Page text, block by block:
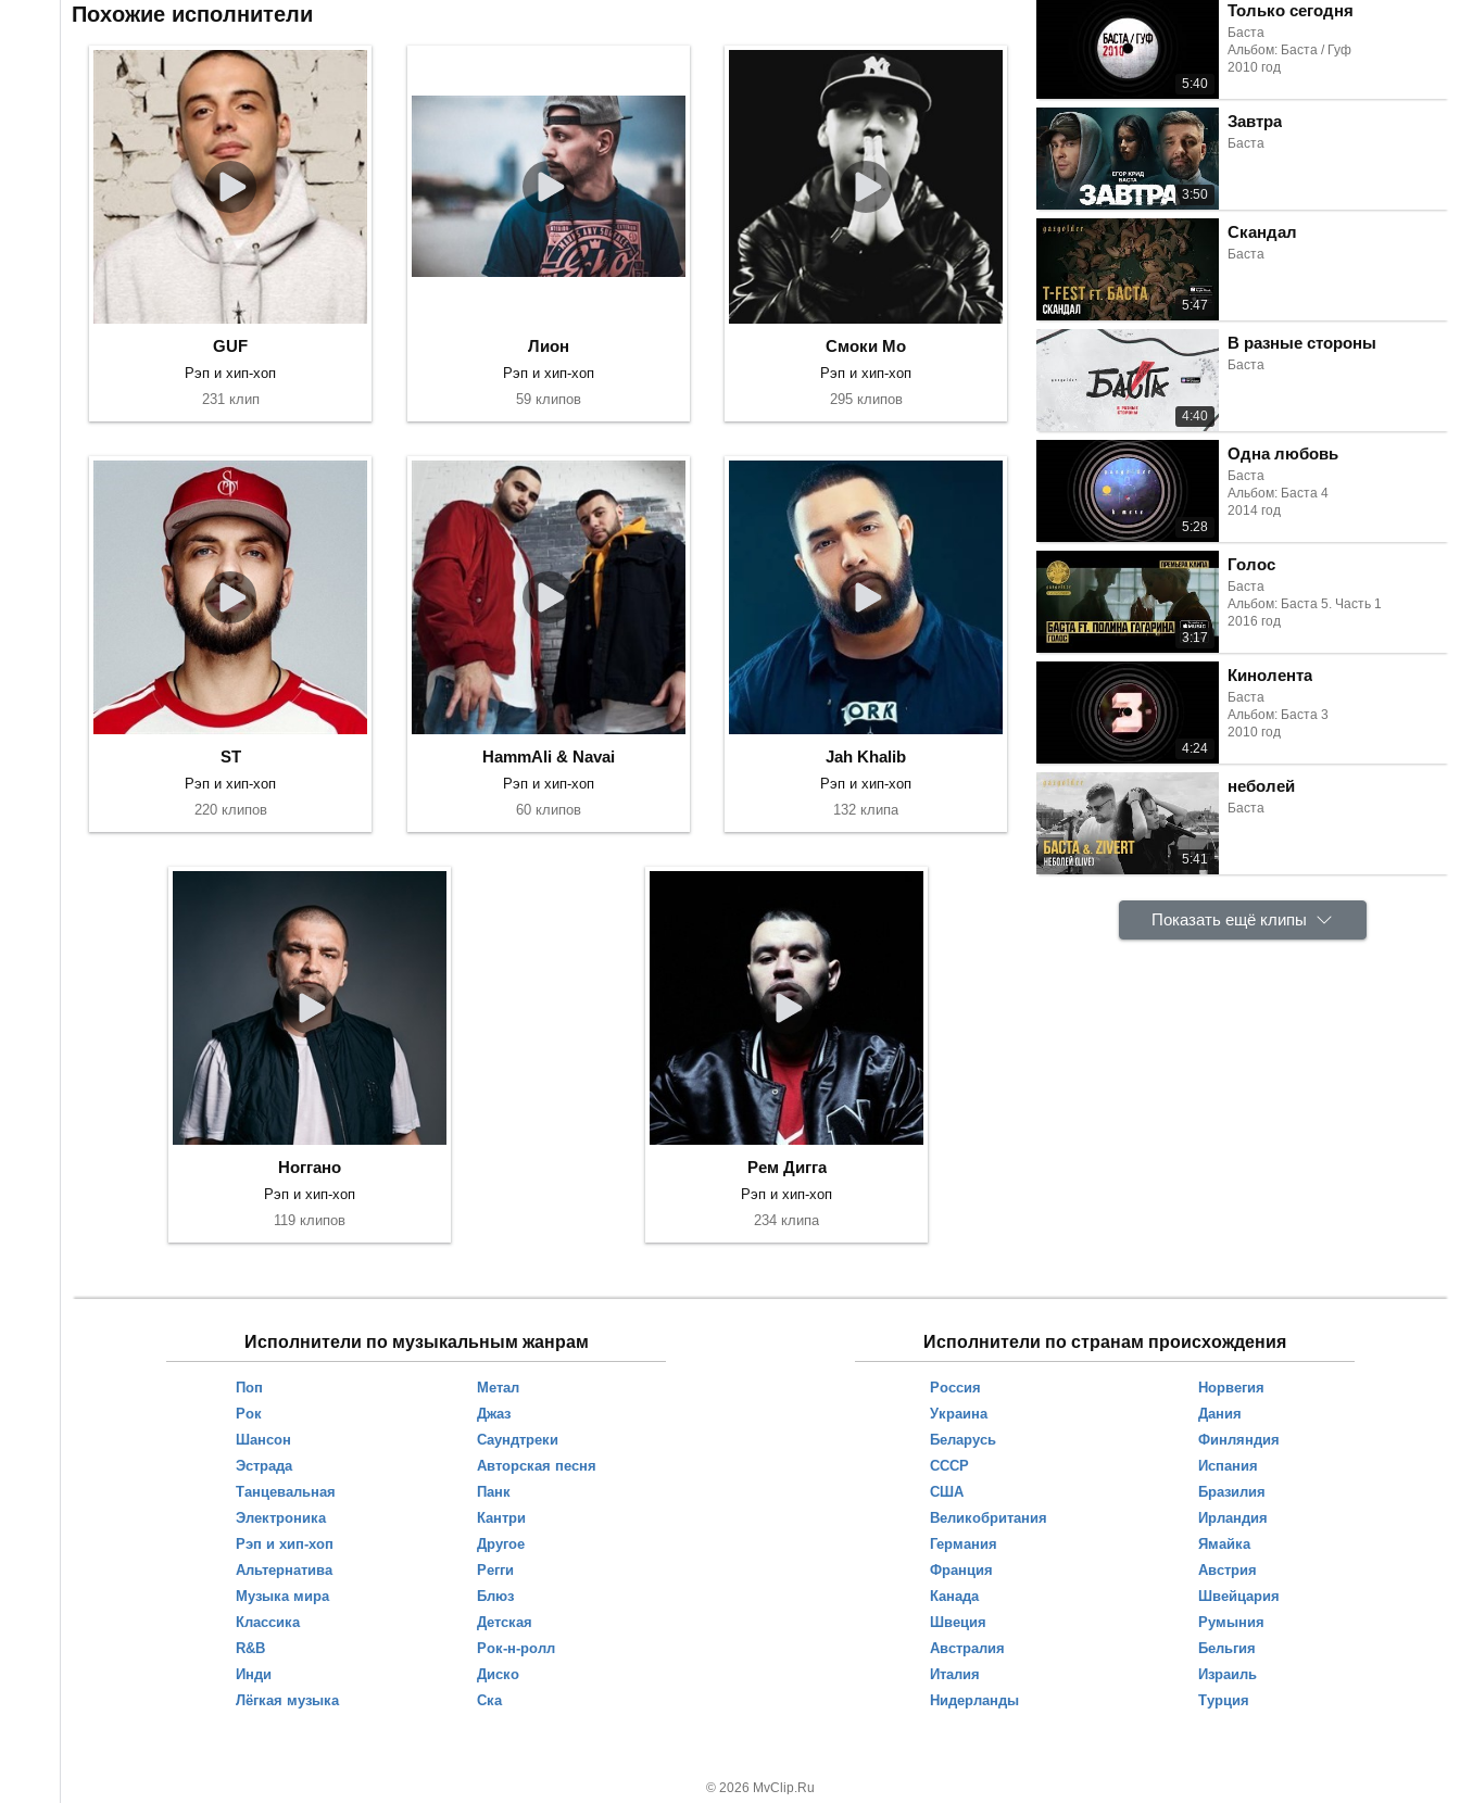
5:40
Только сегодня
Баста
Альбом: Баста / Гуф
2010 год
3:50
Завтра
Баста
5:47
Скандал
Баста
4:40
В разные стороны
Баста
5:28
Одна любовь
Баста
Альбом: Баста 4
2014 год
3:17
Голос
Баста
Альбом: Баста 5. Часть 1
2016 год
4:24
Кинолента
Баста
Альбом: Баста 3
2010 год
5:41
неболей
Баста
Показать ещё клипы
Похожие исполнители
GUF
Рэп и хип-хоп
231 клип
Лион
Рэп и хип-хоп
59 клипов
Смоки Мо
Рэп и хип-хоп
295 клипов
ST
Рэп и хип-хоп
220 клипов
HammAli & Navai
Рэп и хип-хоп
60 клипов
Jah Khalib
Рэп и хип-хоп
132 клипа
Ноггано
Рэп и хип-хоп
119 клипов
Рем Дигга
Рэп и хип-хоп
234 клипа
Исполнители по музыкальным жанрам
Поп
Рок
Шансон
Эстрада
Танцевальная
Электроника
Рэп и хип-хоп
Альтернатива
Музыка мира
Классика
R&B
Инди
Лёгкая музыка
Метал
Джаз
Саундтреки
Авторская песня
Панк
Кантри
Другое
Регги
Блюз
Детская
Рок-н-ролл
Диско
Ска
Исполнители по странам происхождения
Россия
Украина
Беларусь
СССР
США
Великобритания
Германия
Франция
Канада
Швеция
Австралия
Италия
Нидерланды
Норвегия
Дания
Финляндия
Испания
Бразилия
Ирландия
Ямайка
Австрия
Швейцария
Румыния
Бельгия
Израиль
Турция
© 2026 MvClip.Ru